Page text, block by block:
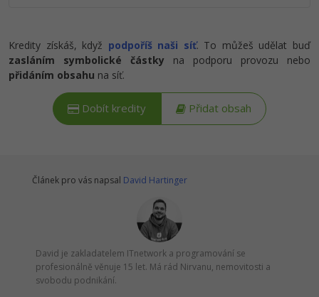
Kredity získáš, když podpoříš naši síť. To můžeš udělat buď
zasláním symbolické částky na podporu provozu nebo
přidáním obsahu na síť.
Dobít kredity Přidat obsah
Článek pro vás napsal David Hartinger
David je zakladatelem ITnetwork a programování se
profesionálně věnuje 15 let. Má rád Nirvanu, nemovitosti a
svobodu podnikání.